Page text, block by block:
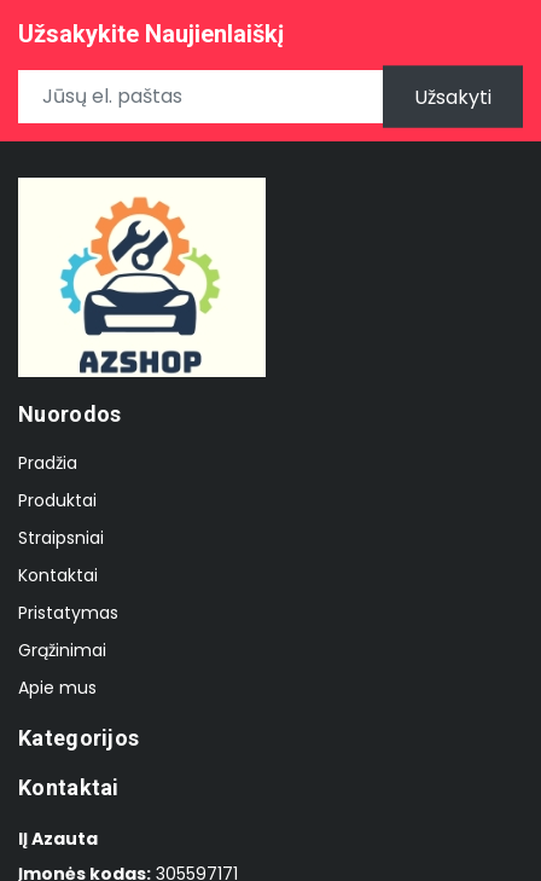
Užsakykite Naujienlaiškį
Užsakyti
Nuorodos
Pradžia
Produktai
Straipsniai
Kontaktai
Pristatymas
Grąžinimai
Apie mus
Kategorijos
Kontaktai
IĮ Azauta
Įmonės kodas: 305597171